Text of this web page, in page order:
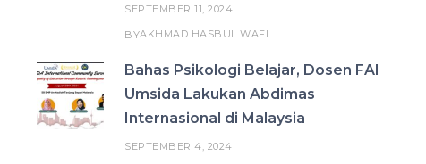
SEPTEMBER 11, 2024
BYAKHMAD HASBUL WAFI
Bahas Psikologi Belajar, Dosen FAI
Umsida Lakukan Abdimas
Internasional di Malaysia
SEPTEMBER 4, 2024